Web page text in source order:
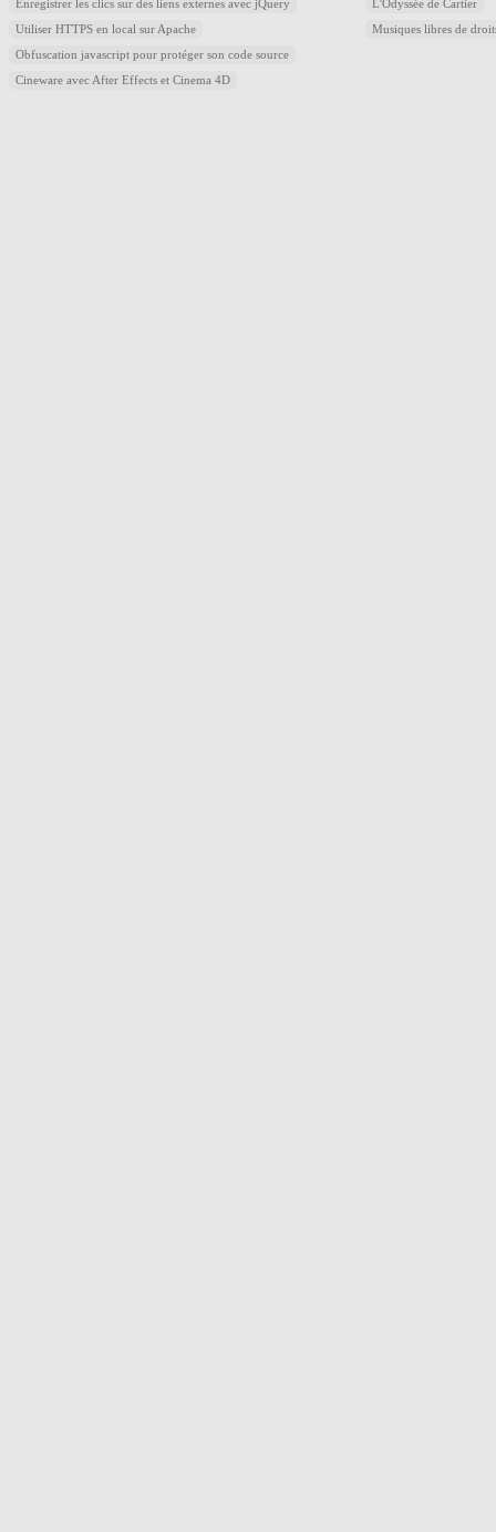
Enregistrer les clics sur des liens externes avec jQuery
Utiliser HTTPS en local sur Apache
Obfuscation javascript pour protéger son code source
Cineware avec After Effects et Cinema 4D
L'Odyssée de Cartier
Musiques libres de